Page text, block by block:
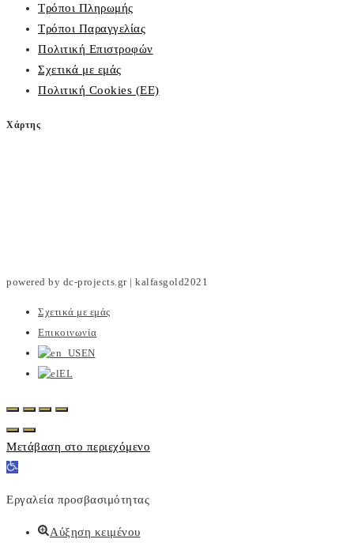
Τρόποι Πληρωμής
Τρόποι Παραγγελίας
Πολιτική Επιστροφών
Σχετικά με εμάς
Πολιτική Cookies (ΕΕ)
Χάρτης
powered by dc-projects.gr | kalfasgold2021
Σχετικά με εμάς
Επικοινωνία
EN
EL
Μετάβαση στο περιεχόμενο
Ανοίξτε
γραμμή
εργαλείων
Εργαλεία προσβασιμότητας
Αύξηση κειμένου